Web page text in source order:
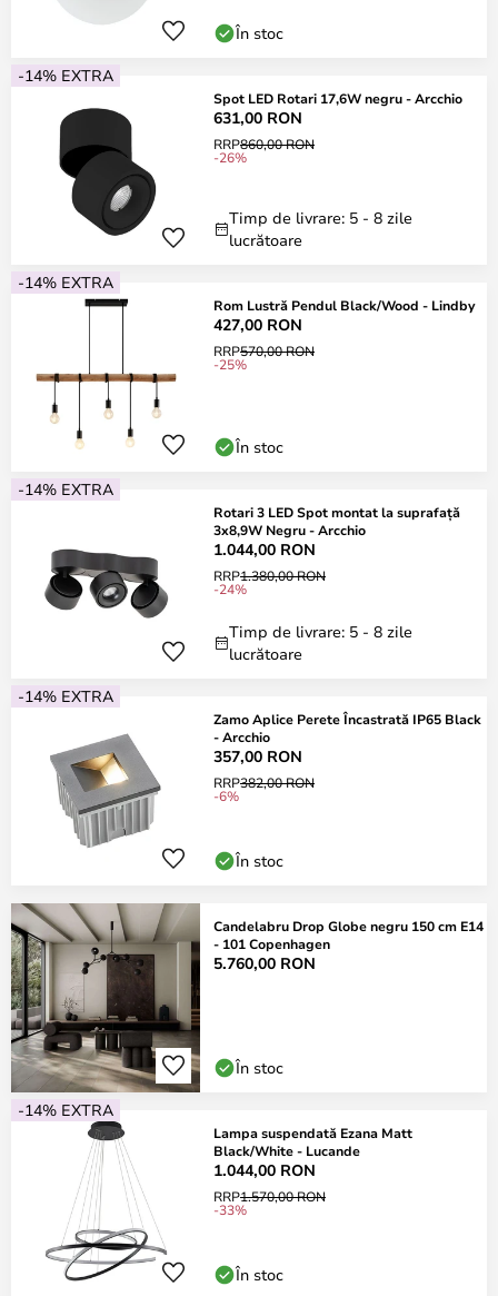
În stoc
-14% EXTRA
Spot LED Rotari 17,6W negru - Arcchio
631,00 RON
RRP860,00 RON
-26%
Timp de livrare: 5 - 8 zile
lucrătoare
-14% EXTRA
Rom Lustră Pendul Black/Wood - Lindby
427,00 RON
RRP570,00 RON
-25%
În stoc
-14% EXTRA
Rotari 3 LED Spot montat la suprafață
3x8,9W Negru - Arcchio
1.044,00 RON
RRP1.380,00 RON
-24%
Timp de livrare: 5 - 8 zile
lucrătoare
-14% EXTRA
Zamo Aplice Perete Încastrată IP65 Black
- Arcchio
357,00 RON
RRP382,00 RON
-6%
În stoc
Candelabru Drop Globe negru 150 cm E14
- 101 Copenhagen
5.760,00 RON
În stoc
-14% EXTRA
Lampa suspendată Ezana Matt
Black/White - Lucande
1.044,00 RON
RRP1.570,00 RON
-33%
În stoc